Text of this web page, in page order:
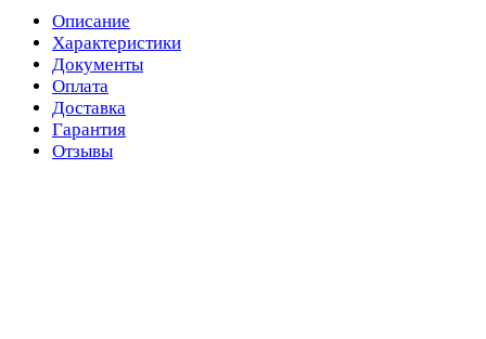
Описание
Характеристики
Документы
Оплата
Доставка
Гарантия
Отзывы